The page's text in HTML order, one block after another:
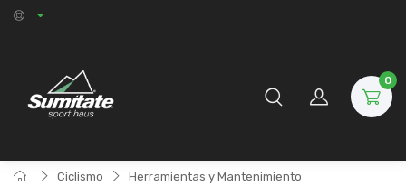
0
Ciclismo
Herramientas y Mantenimiento